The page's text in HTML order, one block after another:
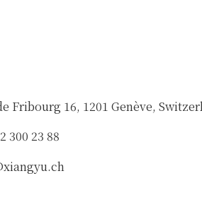
Fribourg 16, 1201 Genève,
300 23 88